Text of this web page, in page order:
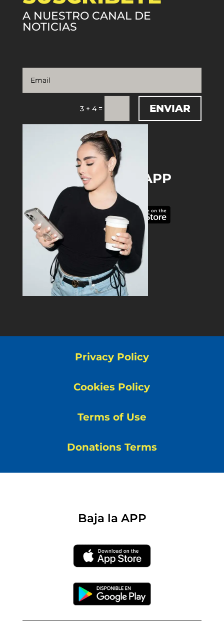
A NUESTRO CANAL DE
NOTICIAS
3 + 4= ENVIAR
DOWNLOAD THE APP
Privacy Policy
Cookies Policy
Terms of Use
Donations Terms
Baja la APP